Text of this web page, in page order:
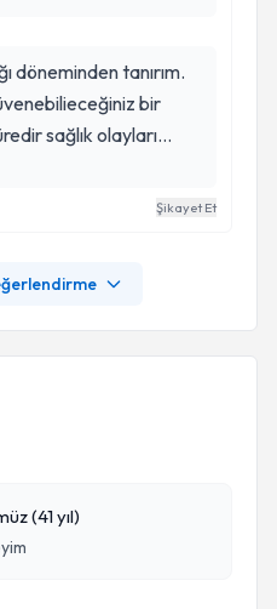
döneminden tanırım.
bir
sağlık olayları
2017 Ocak
Saffet bey
beyi tavsiye
çok memnun.
uzun ömürler
olsun. Kendisine her
ben izmir'de
O kadar
bey'in bulunduğu
Şikayet Et
(41 yıl)